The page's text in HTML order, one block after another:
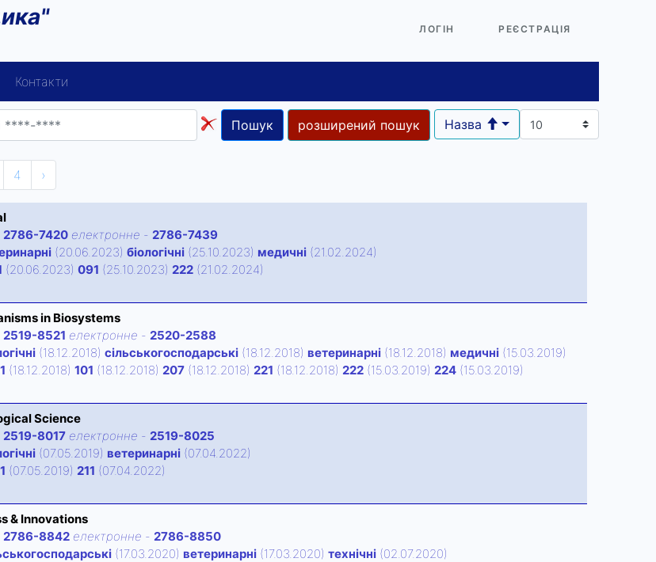
ЛОГІН РЕЄСТРАЦІЯ
Контакти
Пошук розширений пошук Назва
4 ›
2786-7420 електронне - 2786-7439
(20.06.2023) біологічні (25.10.2023) медичні (21.02.2024)
(20.06.2023) 091 (25.10.2023) 222 (21.02.2024)
in Biosystems
2519-8521 електронне - 2520-2588
(18.12.2018) сільськогосподарські (18.12.2018) ветеринарні (18.12.2018) медичні (15.03.2019)
(18.12.2018) 101 (18.12.2018) 207 (18.12.2018) 221 (18.12.2018) 222 (15.03.2019) 224 (15.03.2019)
Science
2519-8017 електронне - 2519-8025
(07.05.2019) ветеринарні (07.04.2022)
(07.05.2019) 211 (07.04.2022)
& Innovations
2786-8842 електронне - 2786-8850
(17.03.2020) ветеринарні (17.03.2020) технічні (02.07.2020)